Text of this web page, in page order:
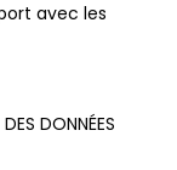
avec les
DONNÉES